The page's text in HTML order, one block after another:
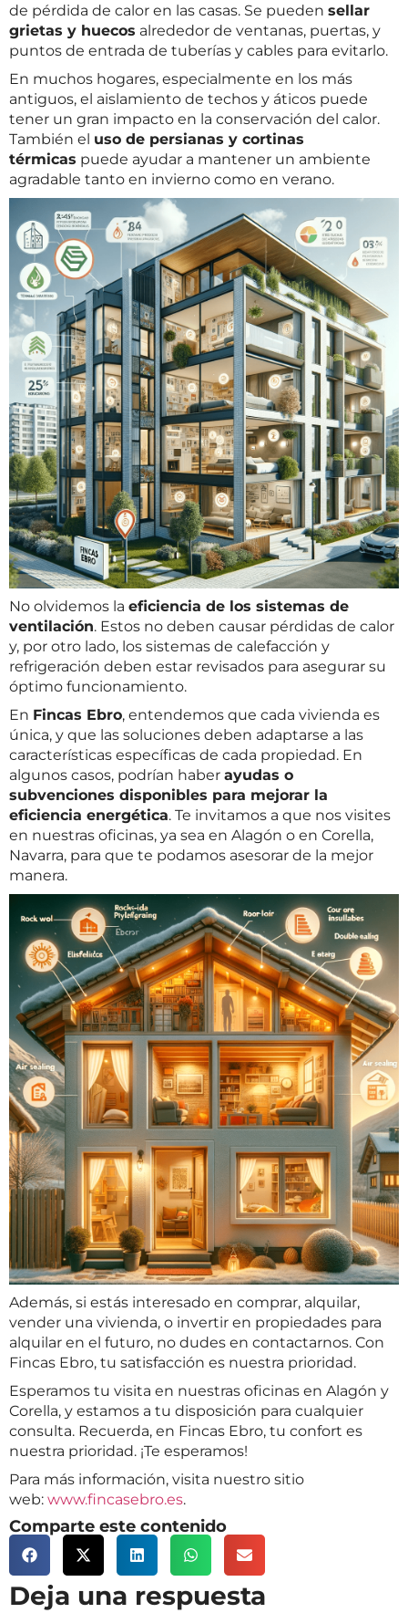
de pérdida de calor en las casas. Se pueden sellar
grietas y huecos alrededor de ventanas, puertas, y
puntos de entrada de tuberías y cables para evitarlo.
En muchos hogares, especialmente en los más
antiguos, el aislamiento de techos y áticos puede
tener un gran impacto en la conservación del calor.
También el uso de persianas y cortinas
térmicas puede ayudar a mantener un ambiente
agradable tanto en invierno como en verano.
No olvidemos la eficiencia de los sistemas de
ventilación. Estos no deben causar pérdidas de calor
y, por otro lado, los sistemas de calefacción y
refrigeración deben estar revisados para asegurar su
óptimo funcionamiento.
En Fincas Ebro, entendemos que cada vivienda es
única, y que las soluciones deben adaptarse a las
características específicas de cada propiedad. En
algunos casos, podrían haber ayudas o
subvenciones disponibles para mejorar la
eficiencia energética. Te invitamos a que nos visites
en nuestras oficinas, ya sea en Alagón o en Corella,
Navarra, para que te podamos asesorar de la mejor
manera.
Además, si estás interesado en comprar, alquilar,
vender una vivienda, o invertir en propiedades para
alquilar en el futuro, no dudes en contactarnos. Con
Fincas Ebro, tu satisfacción es nuestra prioridad.
Esperamos tu visita en nuestras oficinas en Alagón y
Corella, y estamos a tu disposición para cualquier
consulta. Recuerda, en Fincas Ebro, tu confort es
nuestra prioridad. ¡Te esperamos!
Para más información, visita nuestro sitio
web: www.fincasebro.es.
Comparte este contenido
Deja una respuesta